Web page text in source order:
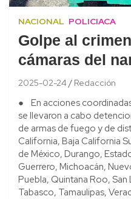
NACIONAL POLICIACA
Golpe al
cámaras del
2025-02-24 Redacción
● En acciones
se llevaron a cabo
de armas de fuego y de
California, Baja California
de México, Durango,
Guerrero, Michoacán,
Puebla, Quintana Roo,
Tabasco, Tamaulipas,